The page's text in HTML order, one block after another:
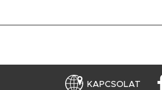
KAPCSOLAT